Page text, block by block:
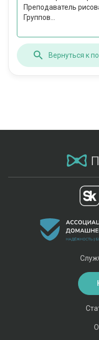
Преподаватель
Группов...
Вернуться к